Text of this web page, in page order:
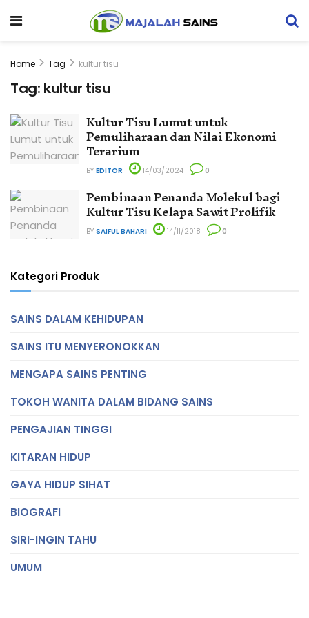
Home Tag kultur tisu
Tag: kultur tisu
Kultur Tisu Lumut untuk
Pemuliharaan dan Nilai Ekonomi
Terarium
BY EDITOR 14/03/2024 0
Pembinaan Penanda Molekul bagi
Kultur Tisu Kelapa Sawit Prolifik
BY SAIFUL BAHARI 14/11/2018 0
Kategori Produk
SAINS DALAM KEHIDUPAN
SAINS ITU MENYERONOKKAN
MENGAPA SAINS PENTING
TOKOH WANITA DALAM BIDANG SAINS
PENGAJIAN TINGGI
KITARAN HIDUP
GAYA HIDUP SIHAT
BIOGRAFI
SIRI-INGIN TAHU
UMUM